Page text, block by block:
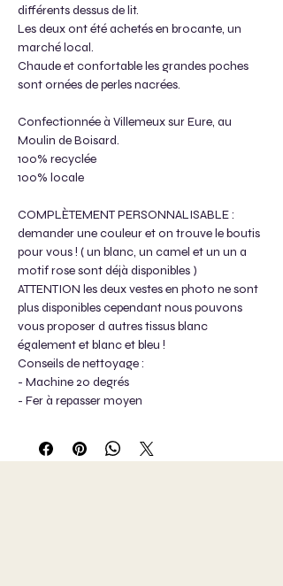
différents dessus de lit.
Les deux ont été achetés en brocante, un
marché local.
Chaude et confortable les grandes poches
sont ornées de perles nacrées.
Confectionnée à Villemeux sur Eure, au
Moulin de Boisard.
100% recyclée
100% locale
COMPLÈTEMENT PERSONNALISABLE :
demander une couleur et on trouve le boutis
pour vous ! ( un blanc, un camel et un un a
motif rose sont déjà disponibles )
ATTENTION les deux vestes en photo ne sont
plus disponibles cependant nous pouvons
vous proposer d autres tissus blanc
également et blanc et bleu !
Conseils de nettoyage :
- Machine 20 degrés
- Fer à repasser moyen